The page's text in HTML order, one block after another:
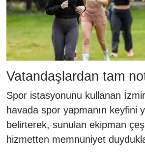
Vatandaşlardan tam
Spor istasyonunu kullanan
havada spor yapmanın keyfini
belirterek, sunulan ekipman
hizmetten memnuniyet